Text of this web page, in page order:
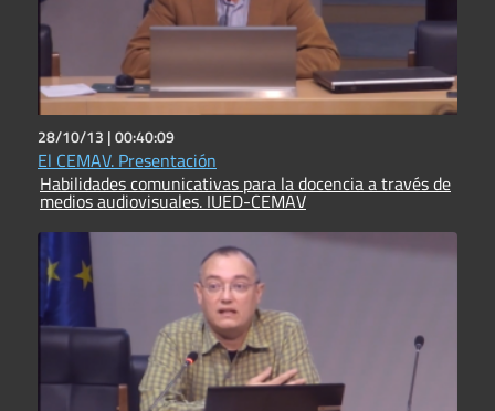
28/10/13 |00:40:09
El CEMAV. Presentación
Habilidades comunicativas para la docencia a través de
medios audiovisuales. IUED-CEMAV